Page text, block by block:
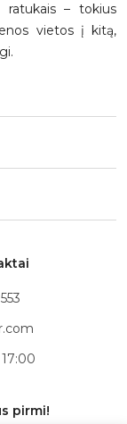
ratukais – tokius
vietos į kitą,
pirmi!